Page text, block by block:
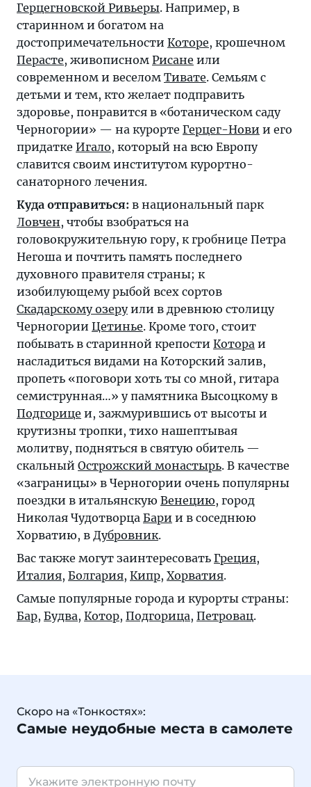
Герцегновской Ривьеры. Например, в
старинном и богатом на
достопримечательности Которе, крошечном
Перасте, живописном Рисане или
современном и веселом Тивате. Семьям с
детьми и тем, кто желает подправить
здоровье, понравится в «ботаническом саду
Черногории» — на курорте Герцег-Нови и его
придатке Игало, который на всю Европу
славится своим институтом курортно-
санаторного лечения.
Куда отправиться: в национальный парк
Ловчен, чтобы взобраться на
головокружительную гору, к гробнице Петра
Негоша и почтить память последнего
духовного правителя страны; к
изобилующему рыбой всех сортов
Скадарскому озеруили в древнюю столицу
Черногории Цетинье. Кроме того, стоит
побывать в старинной крепости Котора и
насладиться видами на Которский залив,
пропеть «поговори хоть ты со мной, гитара
семиструнная…» у памятника Высоцкому в
Подгорице и, зажмурившись от высоты и
крутизны тропки, тихо нашептывая
молитву, подняться в святую обитель —
скальный Острожский монастырь. В качестве
«заграницы» в Черногории очень популярны
поездки в итальянскую Венецию, город
Николая Чудотворца Бари и в соседнюю
Хорватию, в Дубровник.
Вас также могут заинтересовать Греция,
Италия, Болгария, Кипр, Хорватия.
Самые популярные города и курорты страны:
Бар, Будва, Котор, Подгорица, Петровац.
Скоро на «Тонкостях»:
Самые неудобные места в самолете